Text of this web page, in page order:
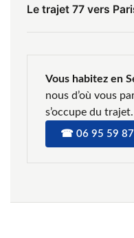
Le trajet 77 vers
Vous habitez en
nous d’où vous
s’occupe du trajet.
☎ 06 95 59